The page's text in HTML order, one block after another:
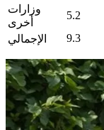
وزارات
أخرى
5.2
الإجمالي
9.3